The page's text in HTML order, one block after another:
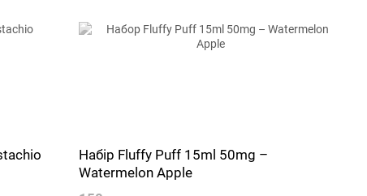
Набір Fluffy Puff 15ml 50mg –
Watermelon Apple